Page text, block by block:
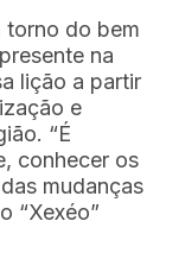
torno do bem
na
lição a partir
e
“É
conhecer os
mudanças
“Xexéo”